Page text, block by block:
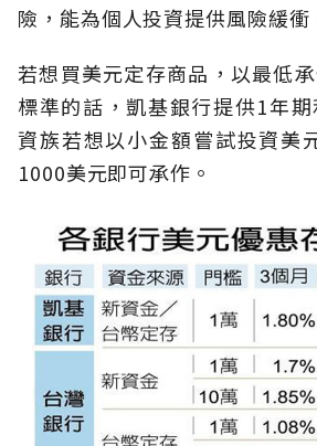
險，能為個人投資提供風險緩衝
若想買美元定存商品，以最低
標準的話，凱基銀行提供1年
資族若想以小金額嘗試投資美
1000美元即可承作。